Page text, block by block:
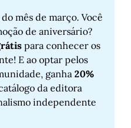
mês de março. Você
de aniversário?
para conhecer os
E ao optar pelos
ganha 20%
da editora
independente